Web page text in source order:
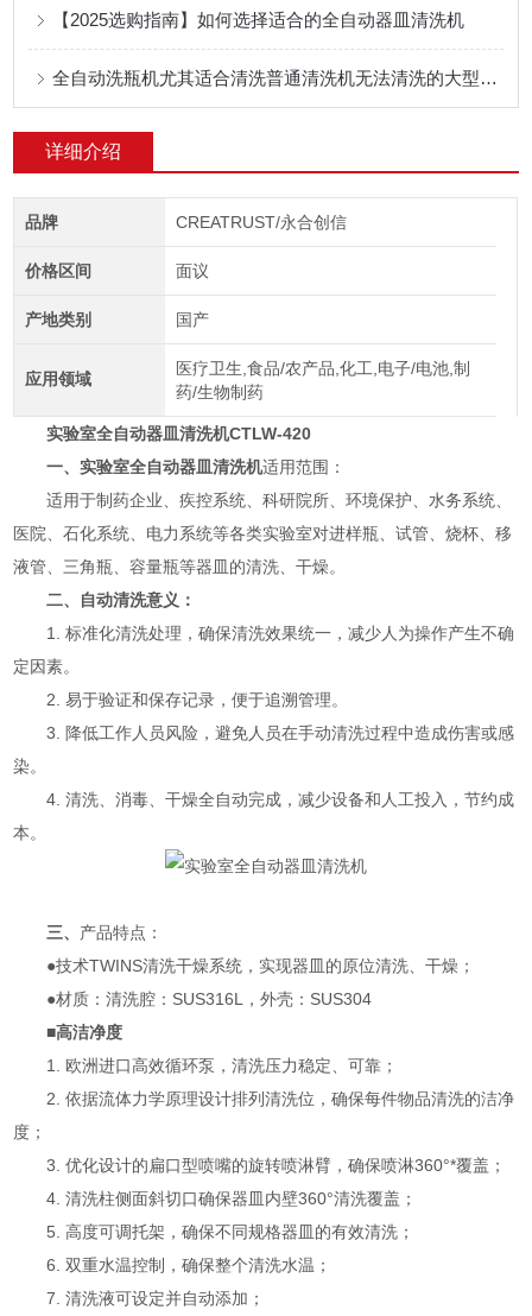
【2025选购指南】如何选择适合的全自动器皿清洗机
全自动洗瓶机尤其适合清洗普通清洗机无法清洗的大型器皿
详细介绍
品牌 CREATRUST/永合创信
价格区间 面议
产地类别 国产
应用领域
医疗卫生,食品/农产品,化工,电子/电池,制
药/生物制药
实验室全自动器皿清洗机CTLW-420
一、实验室全自动器皿清洗机适用范围：
适用于制药企业、疾控系统、科研院所、环境保护、水务系统、
医院、石化系统、电力系统等各类实验室对进样瓶、试管、烧杯、移
液管、三角瓶、容量瓶等器皿的清洗、干燥。
二、自动清洗意义：
1. 标准化清洗处理，确保清洗效果统一，减少人为操作产生不确
定因素。
2. 易于验证和保存记录，便于追溯管理。
3. 降低工作人员风险，避免人员在手动清洗过程中造成伤害或感
染。
4. 清洗、消毒、干燥全自动完成，减少设备和人工投入，节约成
本。
三、 产品特点：
●技术TWINS清洗干燥系统，实现器皿的原位清洗、干燥；
●材质：清洗腔：SUS316L，外壳：SUS304
■高洁净度
1. 欧洲进口高效循环泵，清洗压力稳定、可靠；
2. 依据流体力学原理设计排列清洗位，确保每件物品清洗的洁净
度；
3. 优化设计的扁口型喷嘴的旋转喷淋臂，确保喷淋360°*覆盖；
4. 清洗柱侧面斜切口确保器皿内壁360°清洗覆盖；
5. 高度可调托架，确保不同规格器皿的有效清洗；
6. 双重水温控制，确保整个清洗水温；
7. 清洗液可设定并自动添加；